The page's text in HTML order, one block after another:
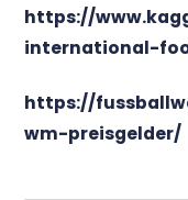
https://
international-
https://
wm-preisgelder/